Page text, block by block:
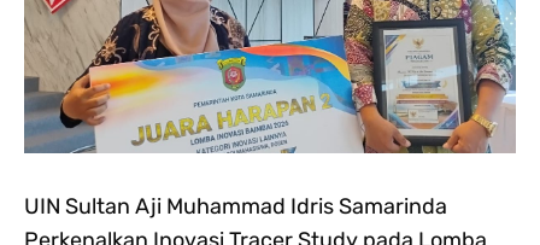
UIN Sultan Aji Muhammad Idris Samarinda